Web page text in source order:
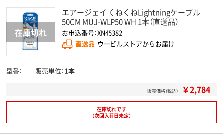
エアージェイ くねくねLightningケーブル
50CM MUJ-WLP50 WH 1本（直送品）
お申込番号：XN45382
直送品 ウービルストアからお届け
型番 販売単位 1本
販売価格（税込） ￥2,784
在庫切れです
（次回入荷日未定）